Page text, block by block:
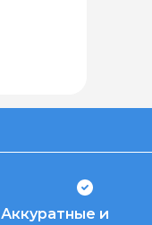
Аккуратные и